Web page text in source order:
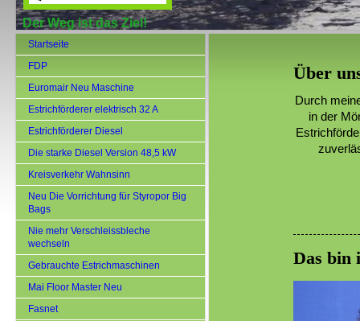
Der Weg ist das Ziel!
Startseite
FDP
Euromair Neu Maschine
Estrichförderer elektrisch 32 A
Estrichförderer Diesel
Die starke Diesel Version 48,5 kW
Kreisverkehr Wahnsinn
Neu Die Vorrichtung für Styropor Big
Bags
Nie mehr Verschleissbleche
wechseln
Gebrauchte Estrichmaschinen
Mai Floor Master Neu
Fasnet
Über
Durch
in der
Das bin